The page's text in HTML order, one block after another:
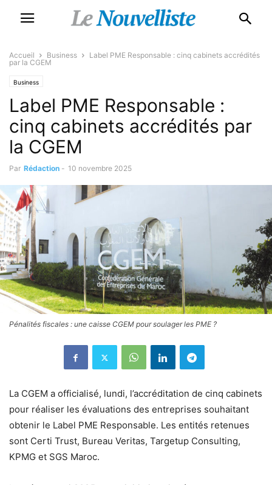
Accueil Business
Label PME Responsable : cinq cabinets accrédités
par la CGEM
Business
Label PME Responsable :
cinq cabinets accrédités par
la CGEM
Par Rédaction - 10 novembre 2025
Pénalités fiscales : une caisse CGEM pour soulager les PME ?
La CGEM a officialisé, lundi, l’accréditation de cinq cabinets
pour réaliser les évaluations des entreprises souhaitant
obtenir le Label PME Responsable. Les entités retenues
sont Certi Trust, Bureau Veritas, Targetup Consulting,
KPMG et SGS Maroc.